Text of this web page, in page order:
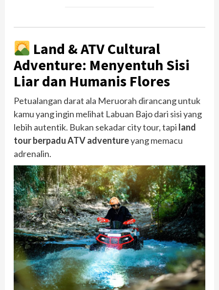
Land & ATV Cultural
Adventure: Menyentuh Sisi
Liar dan Humanis Flores
Petualangan darat ala Meruorah dirancang untuk
kamu yang ingin melihat Labuan Bajo dari sisi yang
lebih autentik. Bukan sekadar city tour, tapi land
tour berpadu ATV adventureyang memacu
adrenalin.